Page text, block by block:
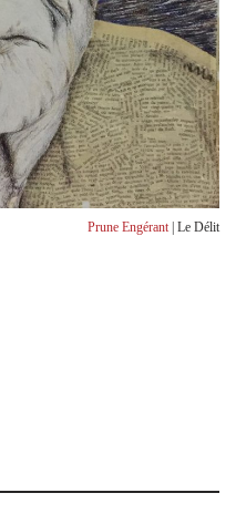
Prune Engérant | Le Délit